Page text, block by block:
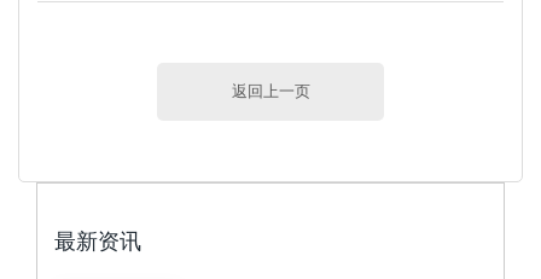
返回上一页
最新资讯